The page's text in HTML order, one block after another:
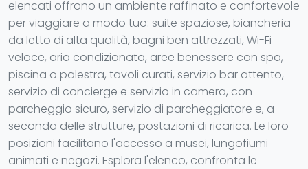
elencati offrono un ambiente raffinato e confortevole
per viaggiare a modo tuo: suite spaziose, biancheria
da letto di alta qualità, bagni ben attrezzati, Wi-Fi
veloce, aria condizionata, aree benessere con spa,
piscina o palestra, tavoli curati, servizio bar attento,
servizio di concierge e servizio in camera, con
parcheggio sicuro, servizio di parcheggiatore e, a
seconda delle strutture, postazioni di ricarica. Le loro
posizioni facilitano l'accesso a musei, lungofiumi
animati e negozi. Esplora l'elenco, confronta le